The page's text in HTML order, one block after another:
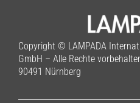
Copyright © LAMPADA
GmbH – Alle Rechte
90491 Nürnberg